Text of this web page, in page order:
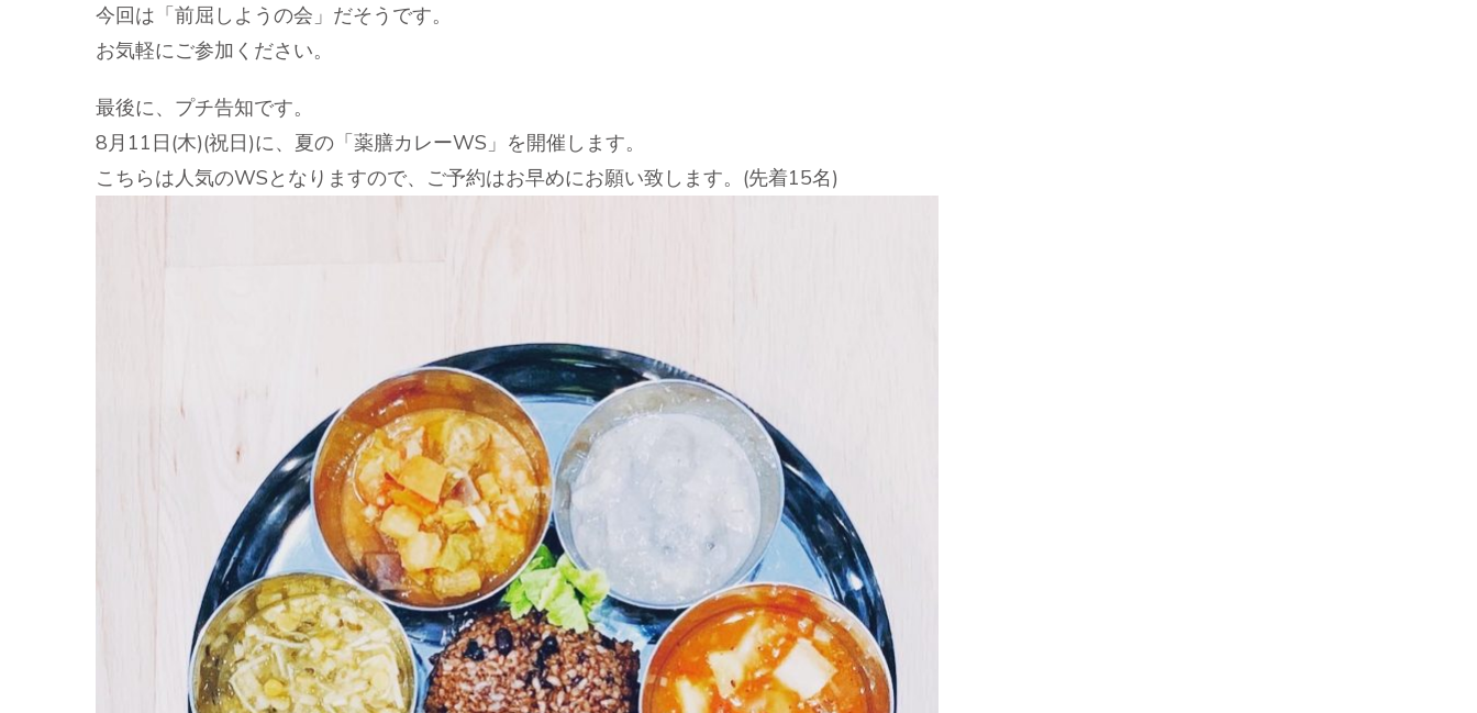
今回は「前屈しようの会」だそうです。
お気軽にご参加ください。
最後に、プチ告知です。
8月11日(木)(祝日)に、夏の「薬膳カレーWS」を開催します。
こちらは人気のWSとなりますので、ご予約はお早めにお願い致します。(先着15名)